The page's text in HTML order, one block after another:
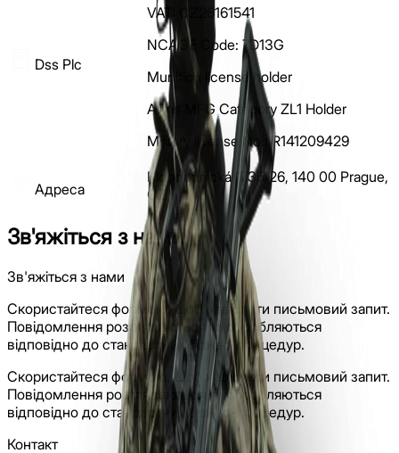
Dss Plc
VAT: CZ26161541
NCAGE Code: 7D13G
Munition license holder
Arms MFG Category ZL1 Holder
Military license No.: R141209429
Адреса
Kloboučnická 1735/26, 140 00 Prague,
CZ
Зв'яжіться з нами
Зв'яжіться з нами
Скористайтеся формою, щоб надіслати письмовий запит.
Повідомлення розглядаються та обробляються
відповідно до стандартних бізнес-процедур.
Скористайтеся формою, щоб надіслати письмовий запит.
Повідомлення розглядаються та обробляються
відповідно до стандартних бізнес-процедур.
Контакт